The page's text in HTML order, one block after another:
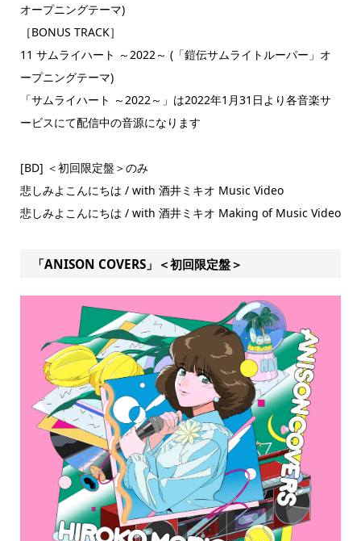
オープニングテーマ)
［BONUS TRACK］
11 サムライハート ～2022～ (「鎧伝サムライトルーパー」オ
ープニングテーマ)
「サムライハート ～2022～」は2022年1月31日より各音楽サ
ービスにて配信中の音源になります
[BD] ＜初回限定盤＞のみ
悲しみよこんにちは / with 酒井ミキオ Music Video
悲しみよこんにちは / with 酒井ミキオ Making of Music Video
「ANISON COVERS」＜初回限定盤＞